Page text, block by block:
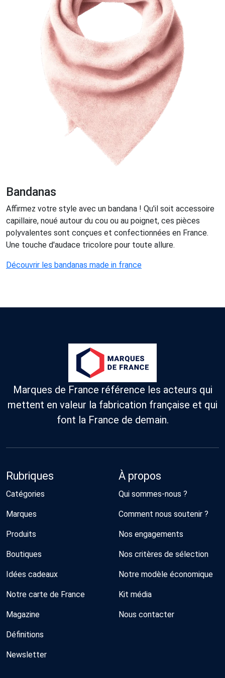
Bandanas
Affirmez votre style avec un bandana ! Qu'il soit accessoire
capillaire, noué autour du cou ou au poignet, ces pièces
polyvalentes sont conçues et confectionnées en France.
Une touche d'audace tricolore pour toute allure.
Découvrir les bandanas made in france
Marques de France référence les acteurs qui
mettent en valeur la fabrication française et qui
font la France de demain.
Rubriques
Catégories
Marques
Produits
Boutiques
Idées cadeaux
Notre carte de France
Magazine
Définitions
Newsletter
À propos
Qui sommes-nous ?
Comment nous soutenir ?
Nos engagements
Nos critères de sélection
Notre modèle économique
Kit média
Nous contacter